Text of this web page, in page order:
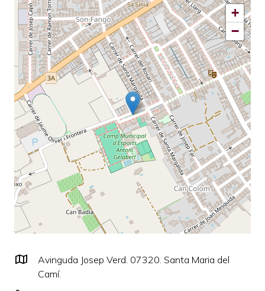
Avinguda Josep Verd. 07320. Santa Maria del
Camí.
+
−